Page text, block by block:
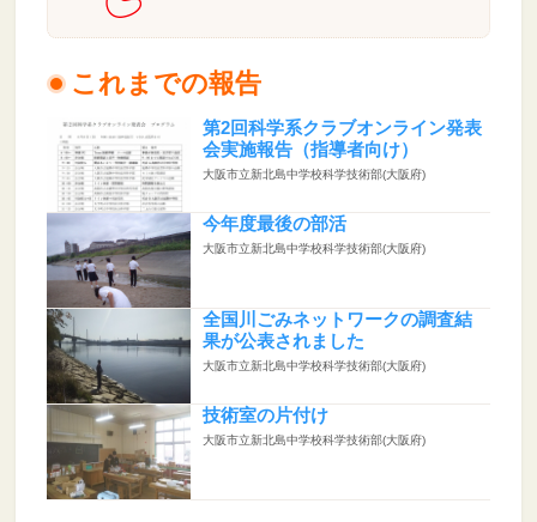
これまでの報告
第2回科学系クラブオンライン発表
会実施報告（指導者向け）
大阪市立新北島中学校科学技術部(大阪府)
今年度最後の部活
大阪市立新北島中学校科学技術部(大阪府)
全国川ごみネットワークの調査結
果が公表されました
大阪市立新北島中学校科学技術部(大阪府)
技術室の片付け
大阪市立新北島中学校科学技術部(大阪府)